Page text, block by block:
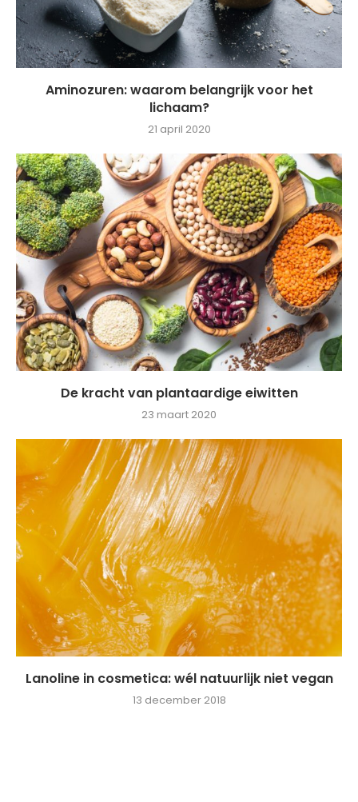
Aminozuren: waarom belangrijk voor het
lichaam?
21 april 2020
De kracht van plantaardige eiwitten
23 maart 2020
Lanoline in cosmetica: wél natuurlijk niet vegan
13 december 2018